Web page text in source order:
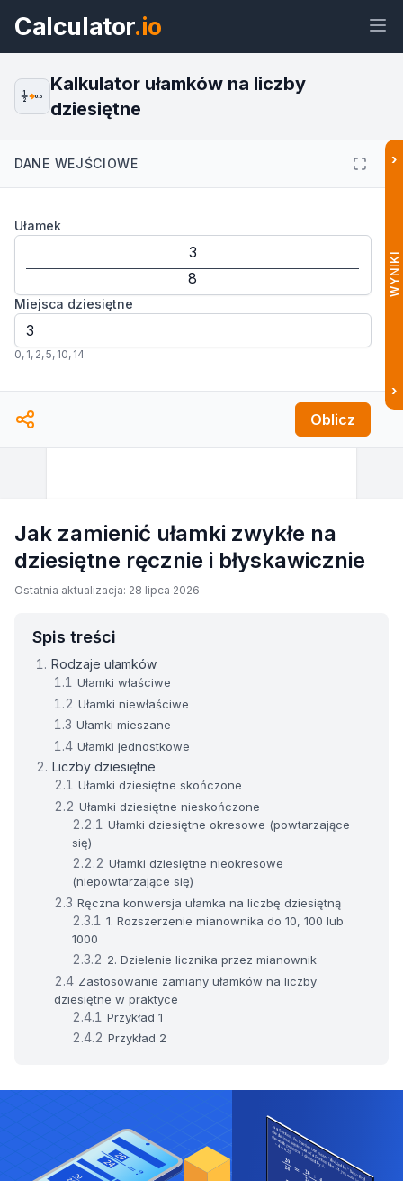
Calculator.io
1
2
0.5
Kalkulator ułamków na liczby
dziesiętne
DANE WEJŚCIOWE
Ułamek
Miejsca dziesiętne
0, 1, 2,5, 10, 14
Oblicz
›
WYNIKI
›
Jak zamienić ułamki zwykłe na
dziesiętne ręcznie i błyskawicznie
Ostatnia aktualizacja: 28 lipca 2026
Spis treści
Rodzaje ułamków
Ułamki właściwe
Ułamki niewłaściwe
Ułamki mieszane
Ułamki jednostkowe
Liczby dziesiętne
Ułamki dziesiętne skończone
Ułamki dziesiętne nieskończone
Ułamki dziesiętne okresowe (powtarzające
się)
Ułamki dziesiętne nieokresowe
(niepowtarzające się)
Ręczna konwersja ułamka na liczbę dziesiętną
1. Rozszerzenie mianownika do 10, 100 lub
1000
2. Dzielenie licznika przez mianownik
Zastosowanie zamiany ułamków na liczby
dziesiętne w praktyce
Przykład 1
Przykład 2